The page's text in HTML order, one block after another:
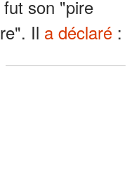
son "pire
Il a déclaré :